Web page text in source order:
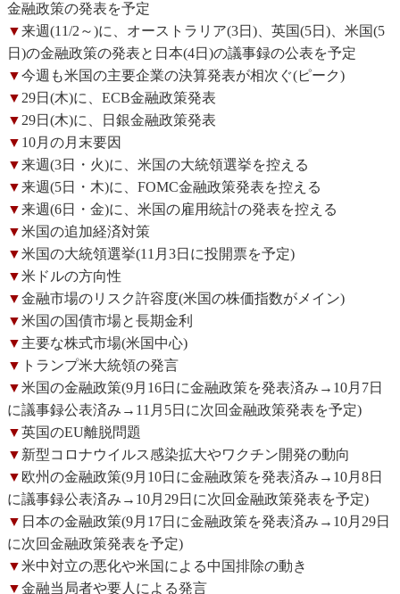
金融政策の発表を予定
▼来週(11/2～)に、オーストラリア(3日)、英国(5日)、米国(5
日)の金融政策の発表と日本(4日)の議事録の公表を予定
▼今週も米国の主要企業の決算発表が相次ぐ(ピーク)
▼29日(木)に、ECB金融政策発表
▼29日(木)に、日銀金融政策発表
▼ 10月の月末要因
▼来週(3日・火)に、米国の大統領選挙を控える
▼来週(5日・木)に、FOMC金融政策発表を控える
▼来週(6日・金)に、米国の雇用統計の発表を控える
▼米国の追加経済対策
▼米国の大統領選挙(11月3日に投開票を予定)
▼米ドルの方向性
▼金融市場のリスク許容度(米国の株価指数がメイン)
▼米国の国債市場と長期金利
▼ 主要な株式市場(米国中心)
▼ トランプ米大統領の発言
▼米国の金融政策(9月16日に金融政策を発表済み→10月7日
に議事録公表済み→11月5日に次回金融政策発表を予定)
▼英国のEU離脱問題
▼ 新型コロナウイルス感染拡大やワクチン開発の動向
▼ 欧州の金融政策(9月10日に金融政策を発表済み→10月8日
に議事録公表済み→10月29日に次回金融政策発表を予定)
▼ 日本の金融政策(9月17日に金融政策を発表済み→10月29日
に次回金融政策発表を予定)
▼米中対立の悪化や米国による中国排除の動き
▼金融当局者や要人による発言